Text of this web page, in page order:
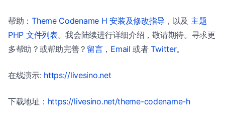
帮助：Theme Codename H 安装及修改指导 ，以及 主题
PHP 文件列表。我会陆续进行详细介绍，敬请期待。寻求更
多帮助？或帮助完善？ 留言， Email 或者Twitter。
在线演示: https://livesino.net
下载地址： https://livesino.net/theme-codename-h